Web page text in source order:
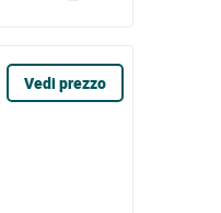
Vedi prezzo